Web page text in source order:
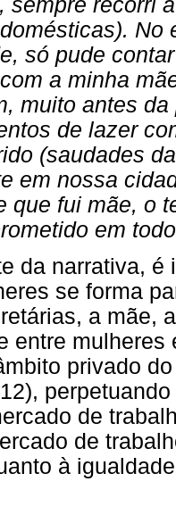
No
só pude
a minha
muito antes
de lazer
(saudades
em nossa
que fui mãe, o
em
da narrativa,
se forma
a mãe,
entre
privado
de
de
à